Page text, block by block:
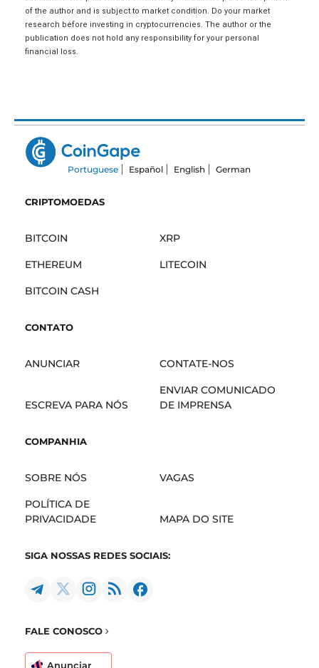
of the author and is subject to market condition. Do your market
research before investing in cryptocurrencies. The author or the
publication does not hold any responsibility for your personal
financial loss.
Portuguese Español English German
CRIPTOMOEDAS
BITCOIN XRP
ETHEREUM LITECOIN
BITCOIN CASH
CONTATO
ANUNCIAR CONTATE-NOS
ESCREVA PARA NÓS
ENVIAR COMUNICADO
DE IMPRENSA
COMPANHIA
SOBRE NÓS VAGAS
POLÍTICA DE
PRIVACIDADE
MAPA DO SITE
SIGA NOSSAS REDES SOCIAIS:
FALE CONOSCO
Anunciar